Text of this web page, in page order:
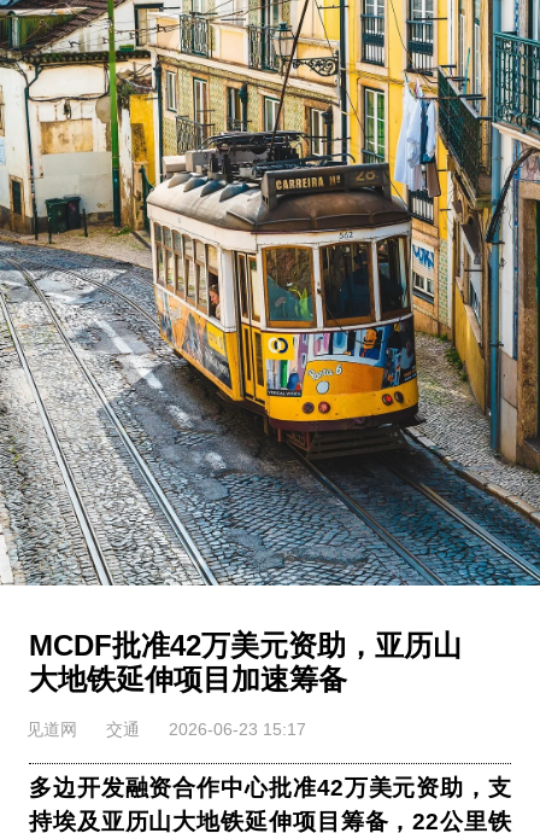
MCDF批准42万美元资助，亚历山
大地铁延伸项目加速筹备
见道网 交通 2026-06-23 15:17
多边开发融资合作中心批准42万美元资助，支
持埃及亚历山大地铁延伸项目筹备，22公里铁